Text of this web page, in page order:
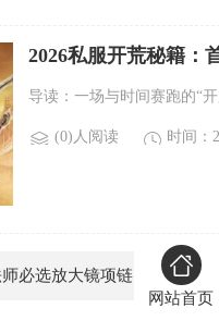
2026私服开荒秘籍：
导读：一场与时间赛跑的“
(0)人阅读 时间：
必选放大镜项链
网站首页